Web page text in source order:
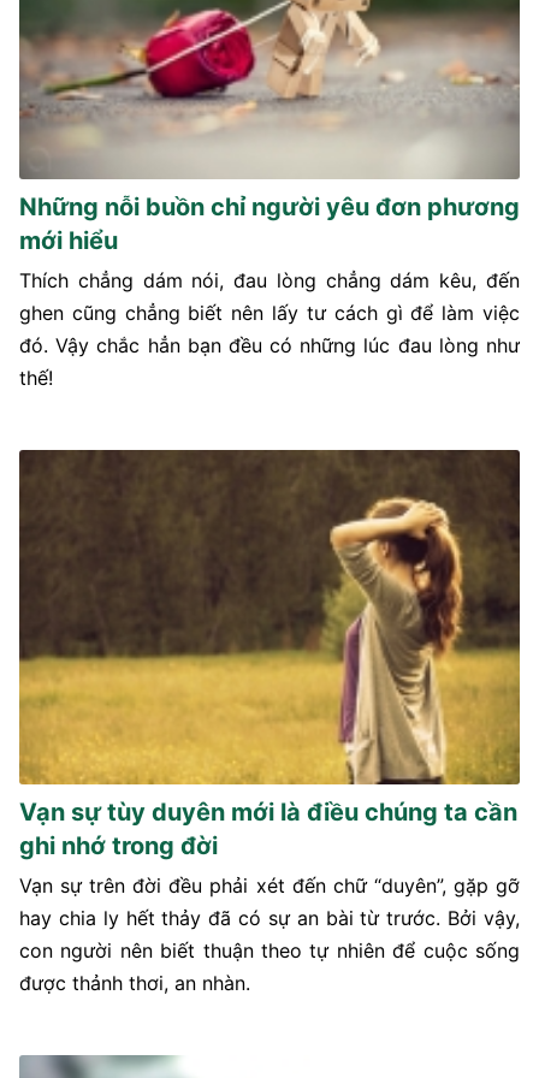
Những nỗi buồn chỉ người yêu đơn phương
mới hiểu
Thích chẳng dám nói, đau lòng chẳng dám kêu, đến
ghen cũng chẳng biết nên lấy tư cách gì để làm việc
đó. Vậy chắc hẳn bạn đều có những lúc đau lòng như
thế!
Vạn sự tùy duyên mới là điều chúng ta cần
ghi nhớ trong đời
Vạn sự trên đời đều phải xét đến chữ “duyên”, gặp gỡ
hay chia ly hết thảy đã có sự an bài từ trước. Bởi vậy,
con người nên biết thuận theo tự nhiên để cuộc sống
được thảnh thơi, an nhàn.